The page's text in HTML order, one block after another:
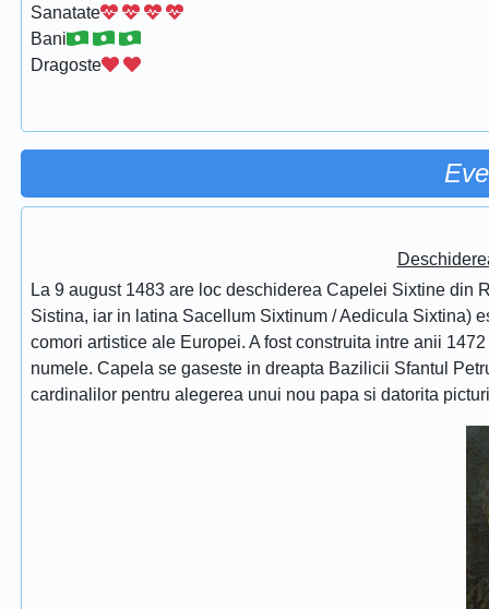
Sanatate
Bani
Dragoste
La 9 august 1483 are loc deschiderea Capelei Sixtine
Sistina, iar in latina Sacellum Sixtinum / Aedicula Sixtina)
comori artistice ale Europei. A fost construita intre anii
numele. Capela se gaseste in dreapta Bazilicii Sfantul
cardinalilor pentru alegerea unui nou papa si datorita